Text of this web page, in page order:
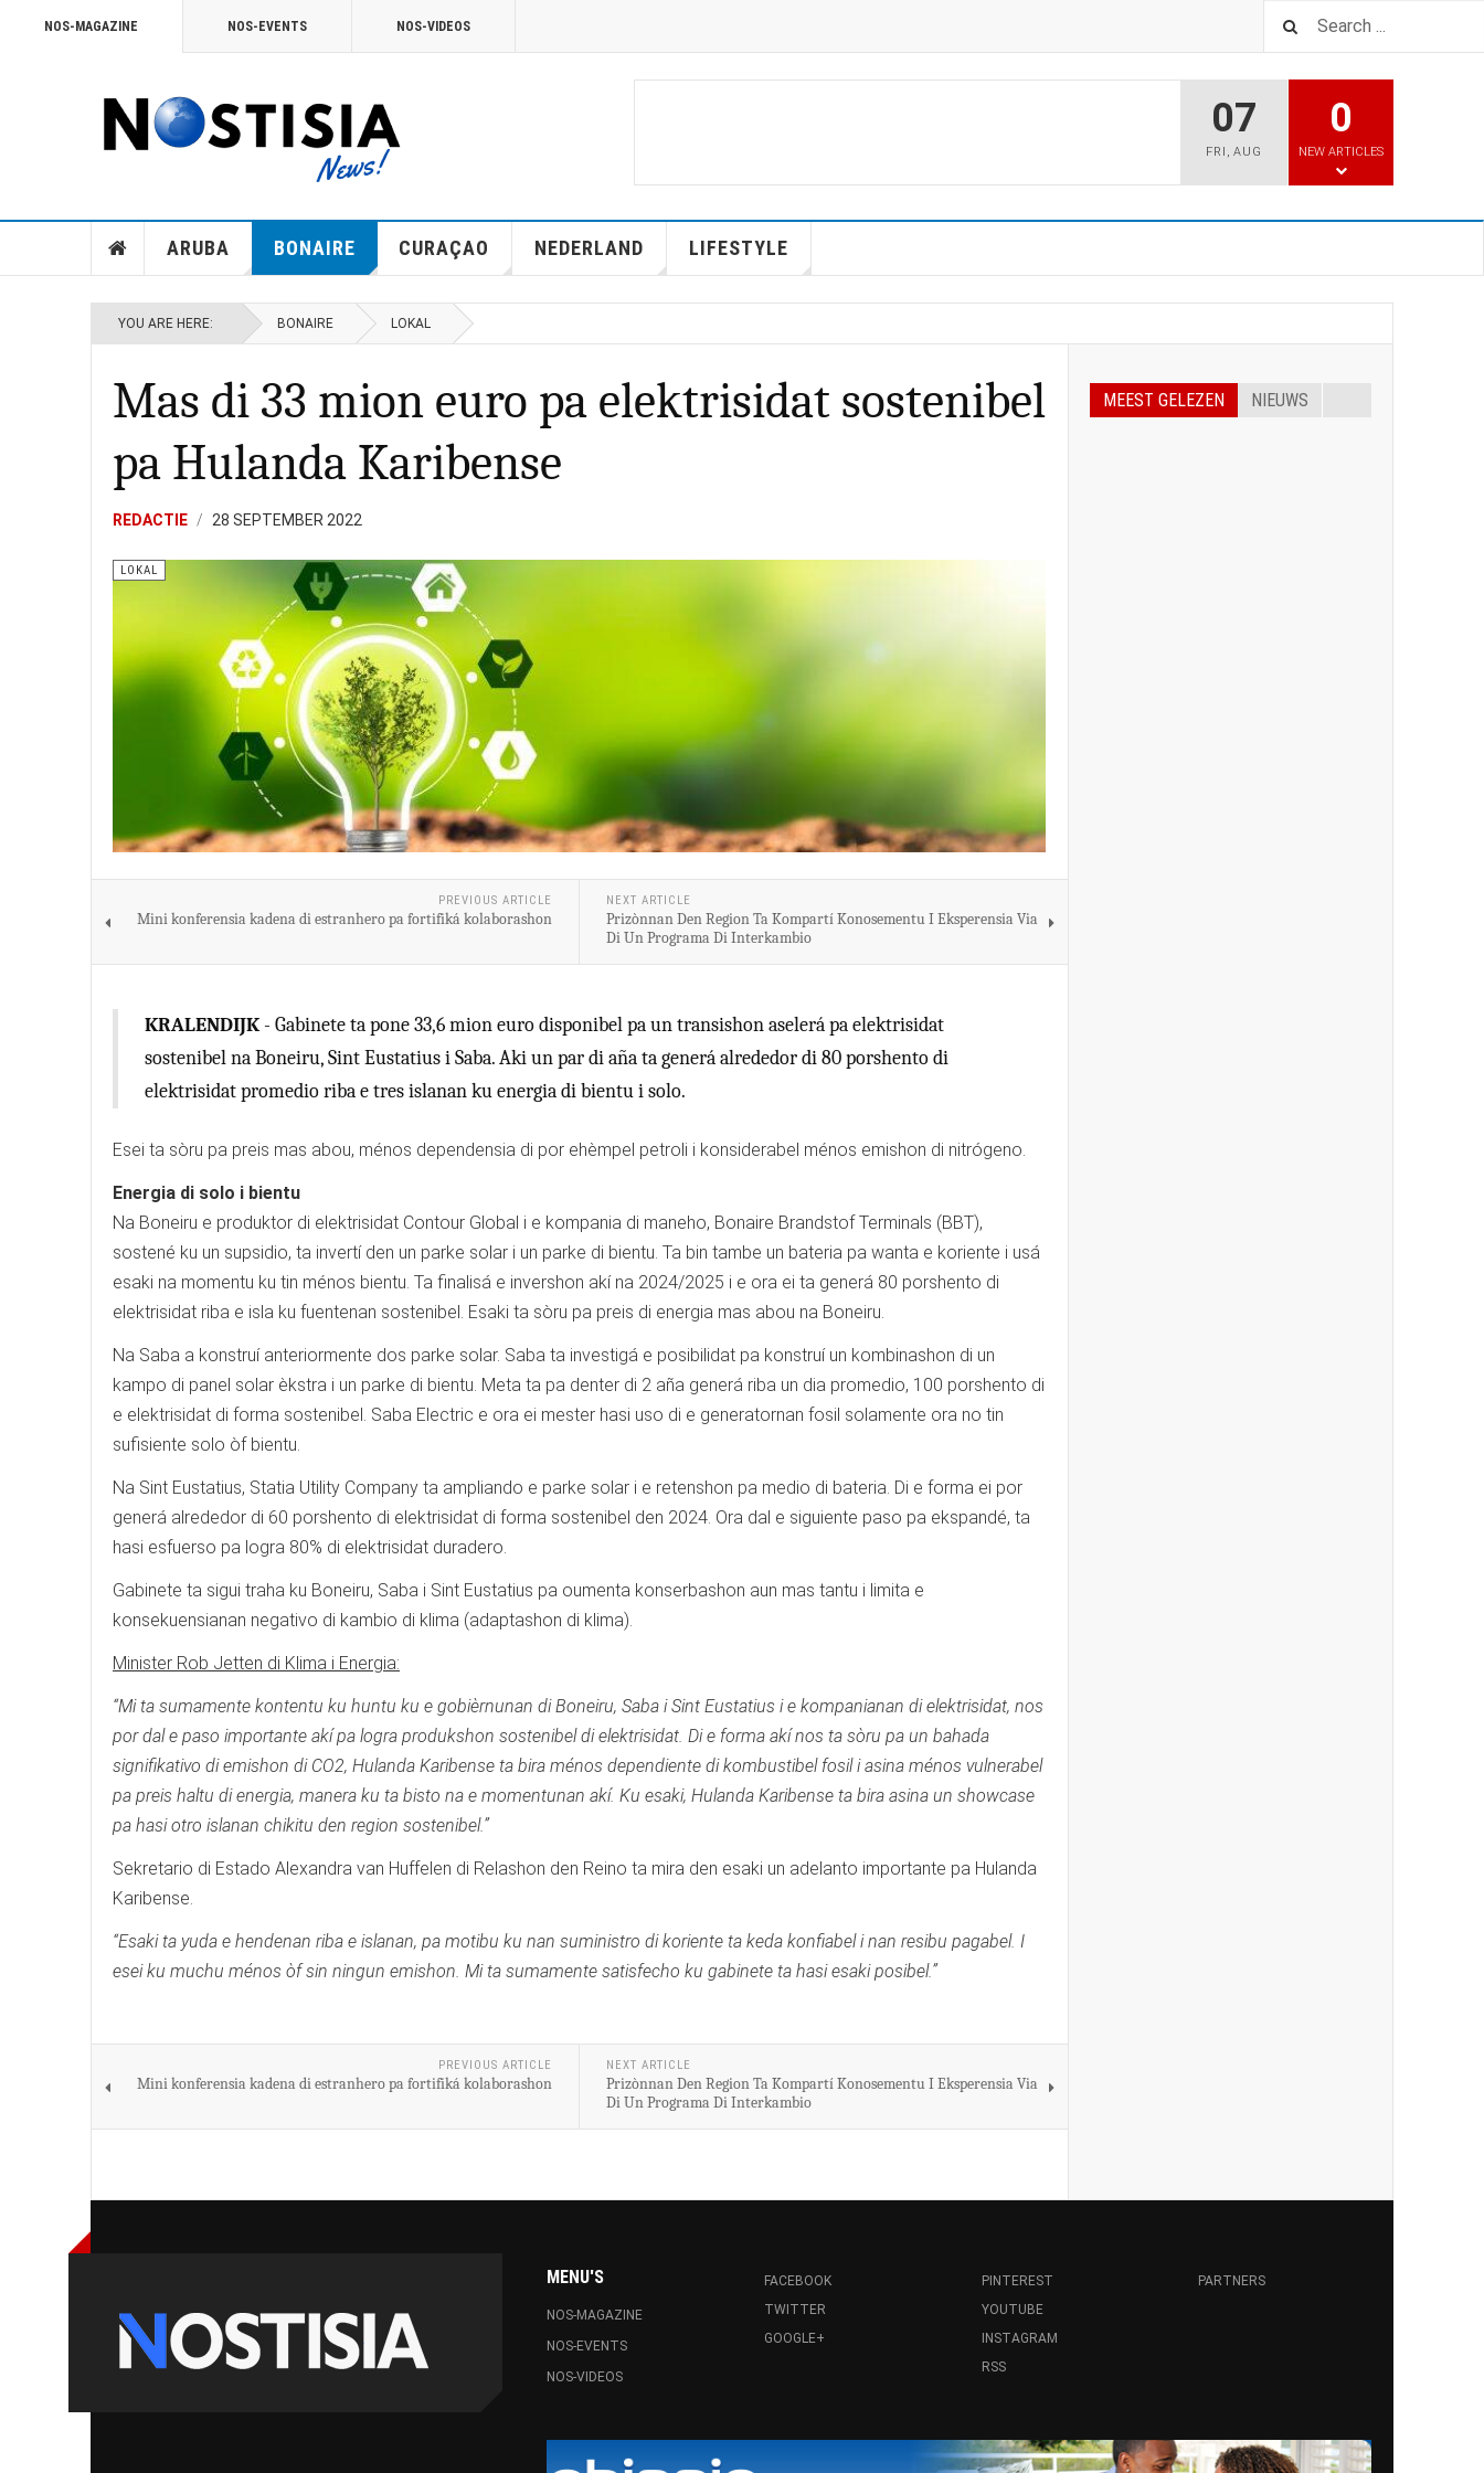
NOS-MAGAZINE NOS-EVENTS NOS-VIDEOS
07
FRI ,AUG
0
NEW ARTICLES
ARUBA BONAIRE CURAÇAO NEDERLAND LIFESTYLE
YOU ARE HERE: BONAIRE LOKAL
Mas di 33 mion euro pa elektrisidat sostenibel
pa Hulanda Karibense
REDACTIE 28 SEPTEMBER 2022
LOKAL
PREVIOUS ARTICLE
Mini konferensia kadena di estranhero pa fortifiká kolaborashon
NEXT ARTICLE
Prizònnan Den Region Ta Kompartí Konosementu I Eksperensia Via
Di Un Programa Di Interkambio
KRALENDIJK- Gabinete ta pone 33,6 mion euro disponibel pa un transishon aselerá pa elektrisidat
sostenibel na Boneiru, Sint Eustatius i Saba. Aki un par di aña ta generá alrededor di 80 porshento di
elektrisidat promedio riba e tres islanan ku energia di bientu i solo.
Esei ta sòru pa preis mas abou, ménos dependensia di por ehèmpel petroli i konsiderabel ménos emishon di nitrógeno.
Energia di solo i bientu
Na Boneiru e produktor di elektrisidat Contour Global i e kompania di maneho, Bonaire Brandstof Terminals (BBT),
sostené ku un supsidio, ta invertí den un parke solar i un parke di bientu. Ta bin tambe un bateria pa wanta e koriente i usá
esaki na momentu ku tin ménos bientu. Ta finalisá e invershon akí na 2024/2025 i e ora ei ta generá 80 porshento di
elektrisidat riba e isla ku fuentenan sostenibel. Esaki ta sòru pa preis di energia mas abou na Boneiru.
Na Saba a konstruí anteriormente dos parke solar. Saba ta investigá e posibilidat pa konstruí un kombinashon di un
kampo di panel solar èkstra i un parke di bientu. Meta ta pa denter di 2 aña generá riba un dia promedio, 100 porshento di
e elektrisidat di forma sostenibel. Saba Electric e ora ei mester hasi uso di e generatornan fosil solamente ora no tin
sufisiente solo òf bientu.
Na Sint Eustatius, Statia Utility Company ta ampliando e parke solar i e retenshon pa medio di bateria. Di e forma ei por
generá alrededor di 60 porshento di elektrisidat di forma sostenibel den 2024. Ora dal e siguiente paso pa ekspandé, ta
hasi esfuerso pa logra 80% di elektrisidat duradero.
Gabinete ta sigui traha ku Boneiru, Saba i Sint Eustatius pa oumenta konserbashon aun mas tantu i limita e
konsekuensianan negativo di kambio di klima (adaptashon di klima).
Minister Rob Jetten di Klima i Energia:
“Mi ta sumamente kontentu ku huntu ku e gobièrnunan di Boneiru, Saba i Sint Eustatius i e kompanianan di elektrisidat, nos
por dal e paso importante akí pa logra produkshon sostenibel di elektrisidat. Di e forma akí nos ta sòru pa un bahada
signifikativo di emishon di CO2, Hulanda Karibense ta bira ménos dependiente di kombustibel fosil i asina ménos vulnerabel
pa preis haltu di energia, manera ku ta bisto na e momentunan akí. Ku esaki, Hulanda Karibense ta bira asina un showcase
pa hasi otro islanan chikitu den region sostenibel.”
Sekretario di Estado Alexandra van Huffelen di Relashon den Reino ta mira den esaki un adelanto importante pa Hulanda
Karibense.
“Esaki ta yuda e hendenan riba e islanan, pa motibu ku nan suministro di koriente ta keda konfiabel i nan resibu pagabel. I
esei ku muchu ménos òf sin ningun emishon. Mi ta sumamente satisfecho ku gabinete ta hasi esaki posibel.”
PREVIOUS ARTICLE
Mini konferensia kadena di estranhero pa fortifiká kolaborashon
NEXT ARTICLE
Prizònnan Den Region Ta Kompartí Konosementu I Eksperensia Via
Di Un Programa Di Interkambio
MEEST GELEZEN NIEUWS
MENU'S
NOS-MAGAZINE
NOS-EVENTS
NOS-VIDEOS
FACEBOOK
TWITTER
GOOGLE+
PINTEREST
YOUTUBE
INSTAGRAM
RSS
PARTNERS